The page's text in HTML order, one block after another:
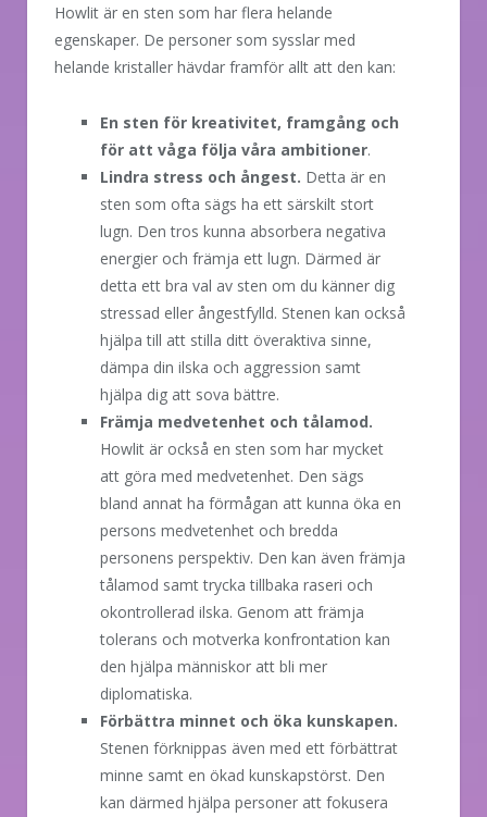
Howlit är en sten som har flera helande
egenskaper. De personer som sysslar med
helande kristaller hävdar framför allt att den kan:
En sten för kreativitet, framgång och
för att våga följa våra ambitioner.
Lindra stress och ångest. Detta är en
sten som ofta sägs ha ett särskilt stort
lugn. Den tros kunna absorbera negativa
energier och främja ett lugn. Därmed är
detta ett bra val av sten om du känner dig
stressad eller ångestfylld. Stenen kan också
hjälpa till att stilla ditt överaktiva sinne,
dämpa din ilska och aggression samt
hjälpa dig att sova bättre.
Främja medvetenhet och tålamod.
Howlit är också en sten som har mycket
att göra med medvetenhet. Den sägs
bland annat ha förmågan att kunna öka en
persons medvetenhet och bredda
personens perspektiv. Den kan även främja
tålamod samt trycka tillbaka raseri och
okontrollerad ilska. Genom att främja
tolerans och motverka konfrontation kan
den hjälpa människor att bli mer
diplomatiska.
Förbättra minnet och öka kunskapen.
Stenen förknippas även med ett förbättrat
minne samt en ökad kunskapstörst. Den
kan därmed hjälpa personer att fokusera